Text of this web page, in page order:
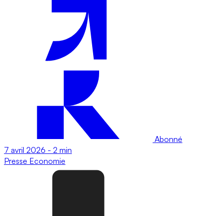
Abonné
7 avril 2026 - 2 min
Presse Economie